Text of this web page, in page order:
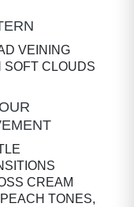
VEINING
SOFT CLOUDS
CREAM
TONES,